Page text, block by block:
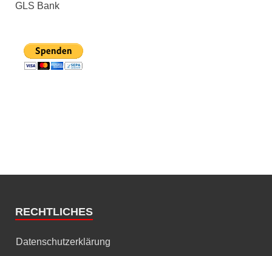
GLS Bank
RECHTLICHES
Datenschutzerklärung